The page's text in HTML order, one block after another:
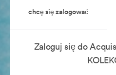
chcę się zalogować
Zaloguj się do